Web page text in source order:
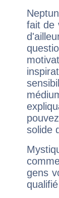
fait de
solide
gens